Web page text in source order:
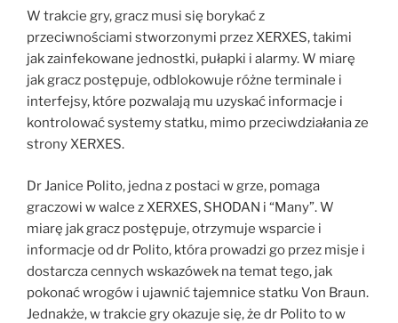
W trakcie gry, gracz musi się borykać z
przeciwnościami stworzonymi przez XERXES, takimi
jak zainfekowane jednostki, pułapki i alarmy. W miarę
jak gracz postępuje, odblokowuje różne terminale i
interfejsy, które pozwalają mu uzyskać informacje i
kontrolować systemy statku, mimo przeciwdziałania ze
strony XERXES.
Dr Janice Polito, jedna z postaci w grze, pomaga
graczowi w walce z XERXES, SHODAN i “Many”. W
miarę jak gracz postępuje, otrzymuje wsparcie i
informacje od dr Polito, która prowadzi go przez misje i
dostarcza cennych wskazówek na temat tego, jak
pokonać wrogów i ujawnić tajemnice statku Von Braun.
Jednakże, w trakcie gry okazuje się, że dr Polito to w